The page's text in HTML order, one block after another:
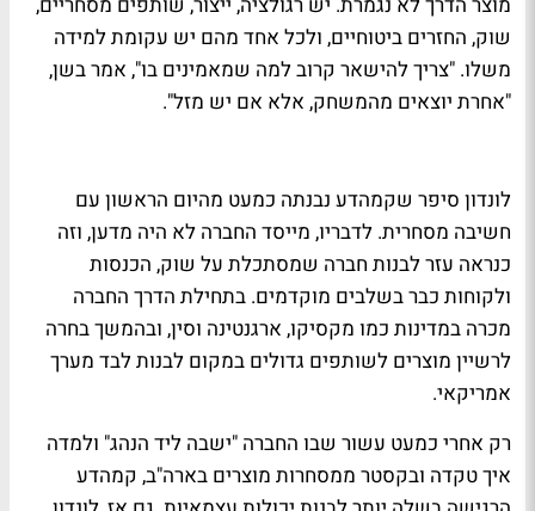
שוק, החזרים ביטוחיים, ולכל אחד מהם יש עקומת למידה
משלו. "צריך להישאר קרוב למה שמאמינים בו", אמר בשן,
"אחרת יוצאים מהמשחק, אלא אם יש מזל".
לונדון סיפר שקמהדע נבנתה כמעט מהיום הראשון עם
חשיבה מסחרית. לדבריו, מייסד החברה לא היה מדען, וזה
כנראה עזר לבנות חברה שמסתכלת על שוק, הכנסות
ולקוחות כבר בשלבים מוקדמים. בתחילת הדרך החברה
מכרה במדינות כמו מקסיקו, ארגנטינה וסין, ובהמשך בחרה
לרשיין מוצרים לשותפים גדולים במקום לבנות לבד מערך
אמריקאי.
רק אחרי כמעט עשור שבו החברה "ישבה ליד הנהג" ולמדה
איך טקדה ובקסטר ממסחרות מוצרים בארה"ב, קמהדע